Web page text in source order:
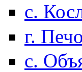
с.
г.
с.